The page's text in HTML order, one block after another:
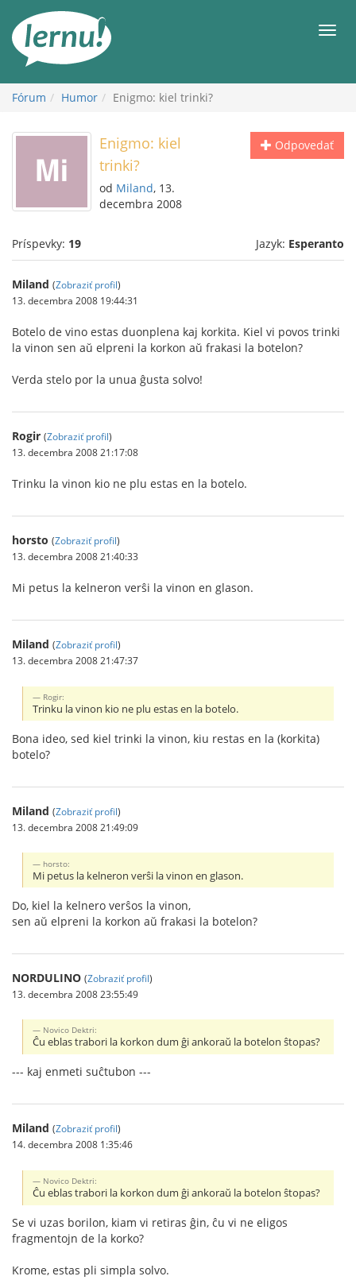
obsah
Fórum Humor Enigmo: kiel trinki?
Odpovedať
Enigmo: kiel
trinki?
od Miland, 13.
decembra 2008
Príspevky: 19 Jazyk: Esperanto
Miland (Zobraziť profil)
13. decembra 2008 19:44:31
Botelo de vino estas duonplena kaj korkita. Kiel vi povos trinki
la vinon sen aŭ elpreni la korkon aŭ frakasi la botelon?
Verda stelo por la unua ĝusta solvo!
Rogir (Zobraziť profil)
13. decembra 2008 21:17:08
Trinku la vinon kio ne plu estas en la botelo.
horsto (Zobraziť profil)
13. decembra 2008 21:40:33
Mi petus la kelneron verŝi la vinon en glason.
Miland (Zobraziť profil)
13. decembra 2008 21:47:37
Rogir:
Trinku la vinon kio ne plu estas en la botelo.
Bona ideo, sed kiel trinki la vinon, kiu restas en la (korkita)
botelo?
Miland (Zobraziť profil)
13. decembra 2008 21:49:09
horsto:
Mi petus la kelneron verŝi la vinon en glason.
Do, kiel la kelnero verŝos la vinon,
sen aŭ elpreni la korkon aŭ frakasi la botelon?
NORDULINO (Zobraziť profil)
13. decembra 2008 23:55:49
Novico Dektri:
Ĉu eblas trabori la korkon dum ĝi ankoraŭ la botelon ŝtopas?
--- kaj enmeti suĉtubon ---
Miland (Zobraziť profil)
14. decembra 2008 1:35:46
Novico Dektri:
Ĉu eblas trabori la korkon dum ĝi ankoraŭ la botelon ŝtopas?
Se vi uzas borilon, kiam vi retiras ĝin, ĉu vi ne eligos
fragmentojn de la korko?
Krome, estas pli simpla solvo.